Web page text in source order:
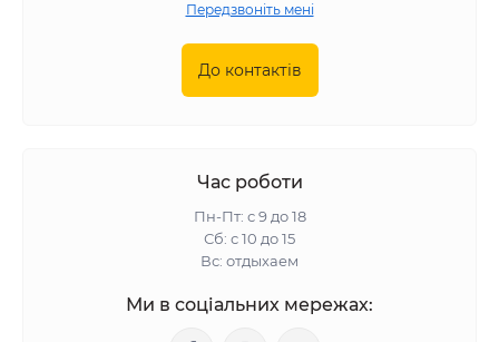
Передзвоніть мені
До контактів
Час роботи
Пн-Пт: с 9 до 18
Сб: с 10 до 15
Вс: отдыхаем
Ми в соціальних мережах: